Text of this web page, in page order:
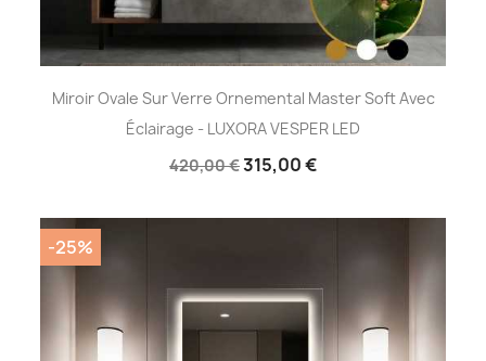
Miroir Ovale Sur Verre Ornemental Master Soft Avec
Éclairage - LUXORA VESPER LED
420,00 €315,00 €
-25%